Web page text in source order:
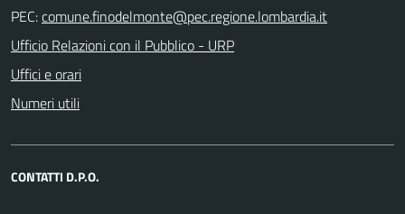
PEC:
Ufficio Relazioni con il Pubblico - URP
Uffici e orari
Numeri utili
CONTATTI D.P.O.